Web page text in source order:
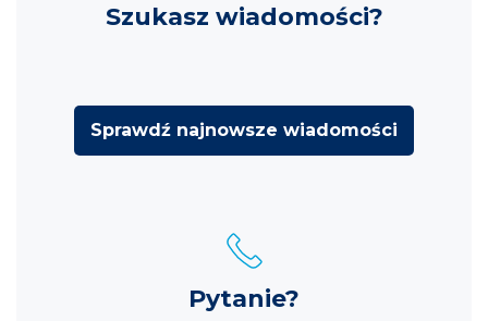
Szukasz wiadomości?
Sprawdź najnowsze wiadomości
Pytanie?